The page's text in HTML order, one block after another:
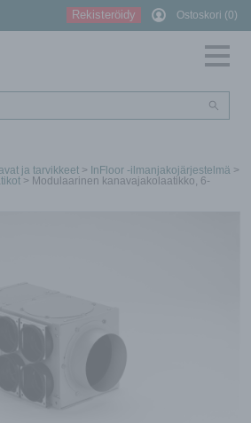
Rekisteröidy Ostoskori (0)
ja tarvikkeet > InFloor -ilmanjakojärjestelmä >
> Modulaarinen kanavajakolaatikko, 6-